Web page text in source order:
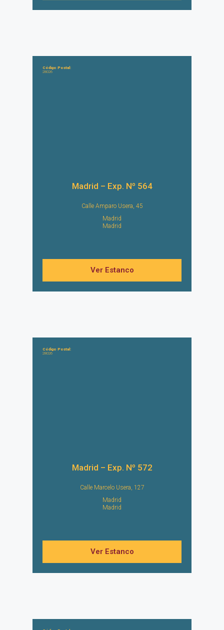
Código Postal:
28026
Madrid – Exp. Nº 564
Calle Amparo Usera, 45
Madrid
Madrid
Ver Estanco
Código Postal:
28026
Madrid – Exp. Nº 572
Calle Marcelo Usera, 127
Madrid
Madrid
Ver Estanco